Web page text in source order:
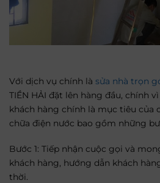
Với dịch vụ chính là sửa nhà trọn
TIỀN HẢI đặt lên hàng đầu, chính
khách hàng chính là mục tiêu của
chữa điện nước bao gồm những
Bước 1: Tiếp nhận cuộc gọi và
khách hàng, hướng dẫn khách
thời.